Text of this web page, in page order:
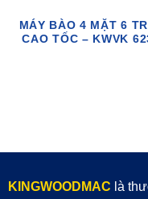
MÁY BÀO 4 MẶT 6
CAO TỐC – KWVK
KINGWOODMAC là